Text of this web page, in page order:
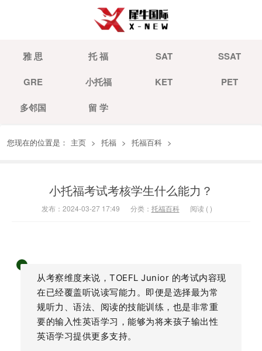
雅 思 托 福 SAT
SSAT
GRE
小托福 KET
PET
多邻国
留 学
您现在的位置是： 主页 > 托福 > 托福百科 >
小托福考试考核学生什么能力？
发布：2024-03-27 17:49 分类： 托福百科 阅读 ()
从考察维度来说，TOEFL Junior 的考试内容现
在已经覆盖听说读写能力。 即便是选择最为常
规听力、语法、阅读的技能训练，也是非常重
要的输入性英语学习，能够为将来孩子输出性
英语学习提供更多支持。